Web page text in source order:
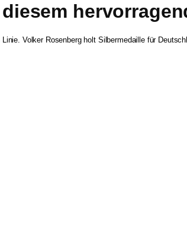
Volker Rosenberg holt Silbermedaille für